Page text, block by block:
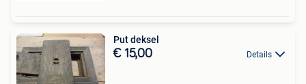
Put deksel
€ 15,00 Details